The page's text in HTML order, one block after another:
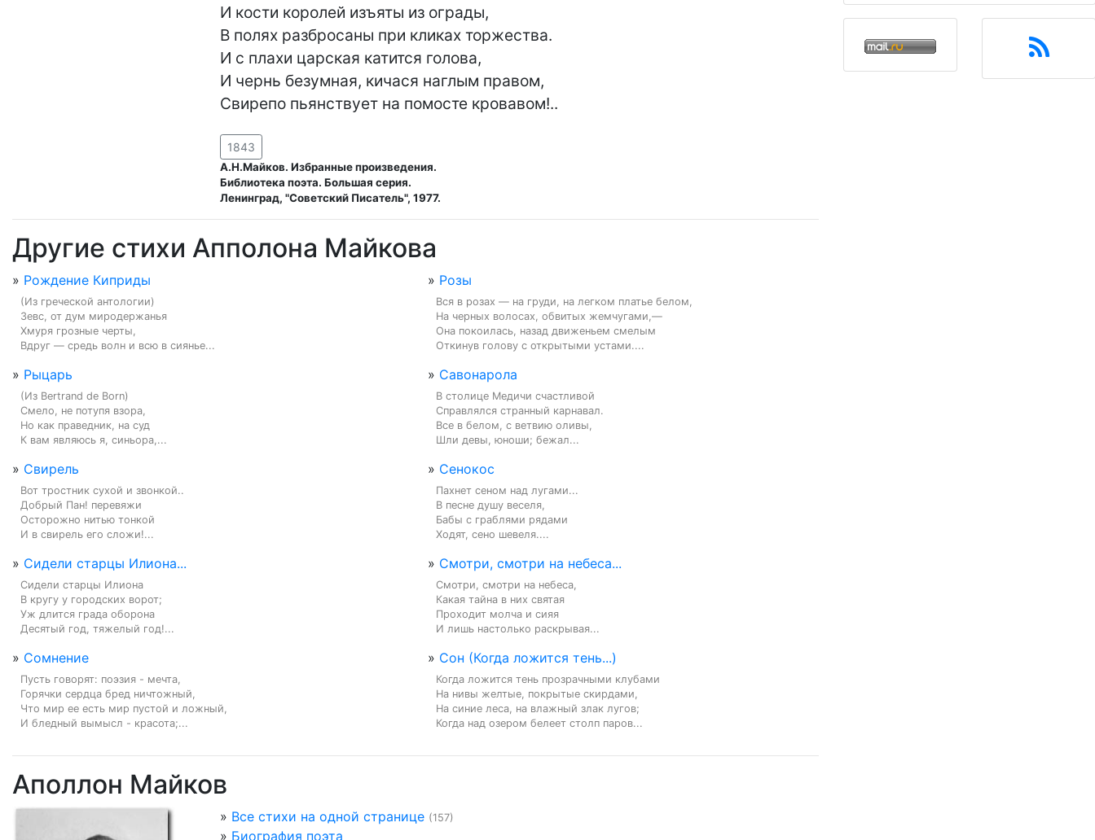
И кости королей изъяты из ограды,
В полях разбросаны при кликах торжества.
И с плахи царская катится голова,
И чернь безумная, кичася наглым правом,
Свирепо пьянствует на помосте кровавом!..
1843
А.Н.Майков. Избранные произведения.
Библиотека поэта. Большая серия.
Ленинград, "Советский Писатель", 1977.
Другие стихи Апполона Майкова
» Рождение Киприды
(Из греческой антологии)
Зевс, от дум миродержанья
Хмуря грозные черты,
Вдруг — средь волн и всю в сиянье...
» Розы
Вся в розах — на груди, на легком платье белом,
На черных волосах, обвитых жемчугами,—
Она покоилась, назад движеньем смелым
Откинув голову с открытыми устами....
» Рыцарь
(Из Bertrand de Born)
Смело, не потупя взора,
Но как праведник, на суд
К вам являюсь я, синьора,...
» Савонарола
В столице Медичи счастливой
Справлялся странный карнавал.
Все в белом, с ветвию оливы,
Шли девы, юноши; бежал...
» Свирель
Вот тростник сухой и звонкой..
Добрый Пан! перевяжи
Осторожно нитью тонкой
И в свирель его сложи!...
» Сенокос
Пахнет сеном над лугами...
В песне душу веселя,
Бабы с граблями рядами
Ходят, сено шевеля....
» Сидели старцы Илиона...
Сидели старцы Илиона
В кругу у городских ворот;
Уж длится града оборона
Десятый год, тяжелый год!...
» Смотри, смотри на небеса...
Смотри, смотри на небеса,
Какая тайна в них святая
Проходит молча и сияя
И лишь настолько раскрывая...
» Сомнение
Пусть говорят: поэзия - мечта,
Горячки сердца бред ничтожный,
Что мир ее есть мир пустой и ложный,
И бледный вымысл - красота;...
» Сон (Когда ложится тень...)
Когда ложится тень прозрачными клубами
На нивы желтые, покрытые скирдами,
На синие леса, на влажный злак лугов;
Когда над озером белеет столп паров...
Аполлон Майков
» Все стихи на одной странице (157)
» Биография поэта